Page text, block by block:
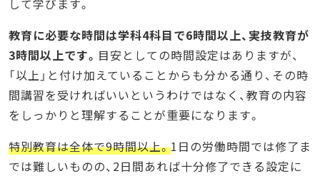
教育に必要な時間は学科4科目で6時間以上、実技教育が
3時間以上です。 目安としての時間設定はありますが、
「以上」と付け加えていることからも分かる通り、その時
間講習を受ければいいというわけではなく、教育の内容
をしっかりと理解することが重要になります。
特別教育は全体で9時間以上。1日の労働時間では修了ま
では難しいものの、2日間あれば十分修了できる設定に